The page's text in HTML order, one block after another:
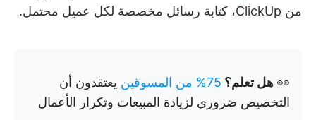
من ClickUp، كتابة رسائل مخصصة لكل عميل محتمل.
👀 هل تعلم؟ 75% من المسوقين
يعتقدون أن
التخصيص ضروري لزيادة المبيعات وتكرار الأعمال